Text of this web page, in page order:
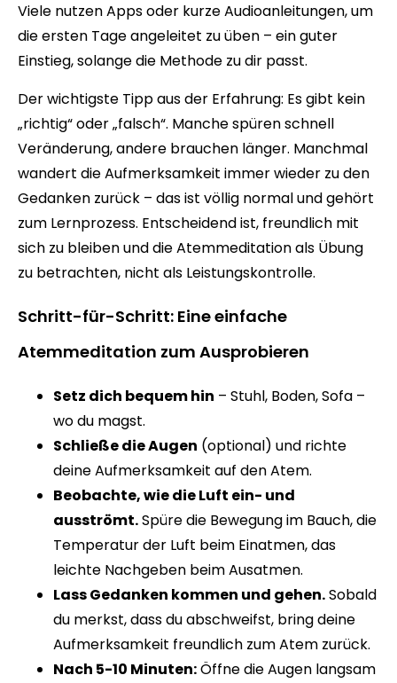
Viele nutzen Apps oder kurze Audioanleitungen, um
die ersten Tage angeleitet zu üben – ein guter
Einstieg, solange die Methode zu dir passt.
Der wichtigste Tipp aus der Erfahrung: Es gibt kein
„richtig“ oder „falsch“. Manche spüren schnell
Veränderung, andere brauchen länger. Manchmal
wandert die Aufmerksamkeit immer wieder zu den
Gedanken zurück – das ist völlig normal und gehört
zum Lernprozess. Entscheidend ist, freundlich mit
sich zu bleiben und die Atemmeditation als Übung
zu betrachten, nicht als Leistungskontrolle.
Schritt-für-Schritt: Eine einfache
Atemmeditation zum Ausprobieren
Setz dich bequem hin – Stuhl, Boden, Sofa –
wo du magst.
Schließe die Augen (optional) und richte
deine Aufmerksamkeit auf den Atem.
Beobachte, wie die Luft ein- und
ausströmt.Spüre die Bewegung im Bauch, die
Temperatur der Luft beim Einatmen, das
leichte Nachgeben beim Ausatmen.
Lass Gedanken kommen und gehen.Sobald
du merkst, dass du abschweifst, bring deine
Aufmerksamkeit freundlich zum Atem zurück.
Nach 5-10 Minuten:Öffne die Augen langsam